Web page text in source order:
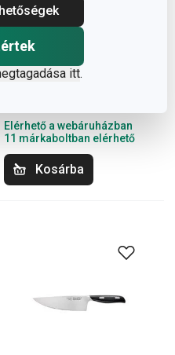
itt.
AZZA szakácskés 16 cm
Elérhető a webáruházban
11 márkaboltban elérhető
Kosárba